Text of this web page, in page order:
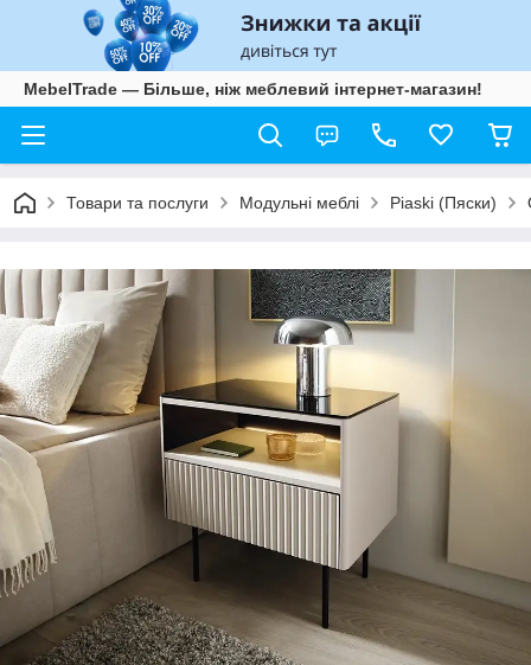
MebelTrade — Більше, ніж меблевий інтернет-магазин!
Товари та послуги Модульні меблі Piaski (Пяски)